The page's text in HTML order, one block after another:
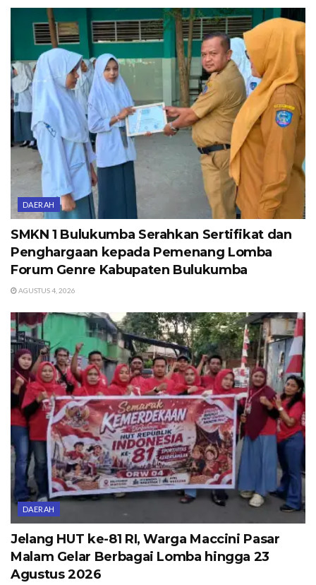
DAERAH
SMKN 1 Bulukumba Serahkan Sertifikat dan
Penghargaan kepada Pemenang Lomba
Forum Genre Kabupaten Bulukumba
AGUSTUS 4, 2026
DAERAH
Jelang HUT ke-81 RI, Warga Maccini Pasar
Malam Gelar Berbagai Lomba hingga 23
Agustus 2026